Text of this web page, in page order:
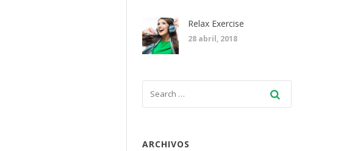
Relax Exercise
28 abril, 2018
ARCHIVOS